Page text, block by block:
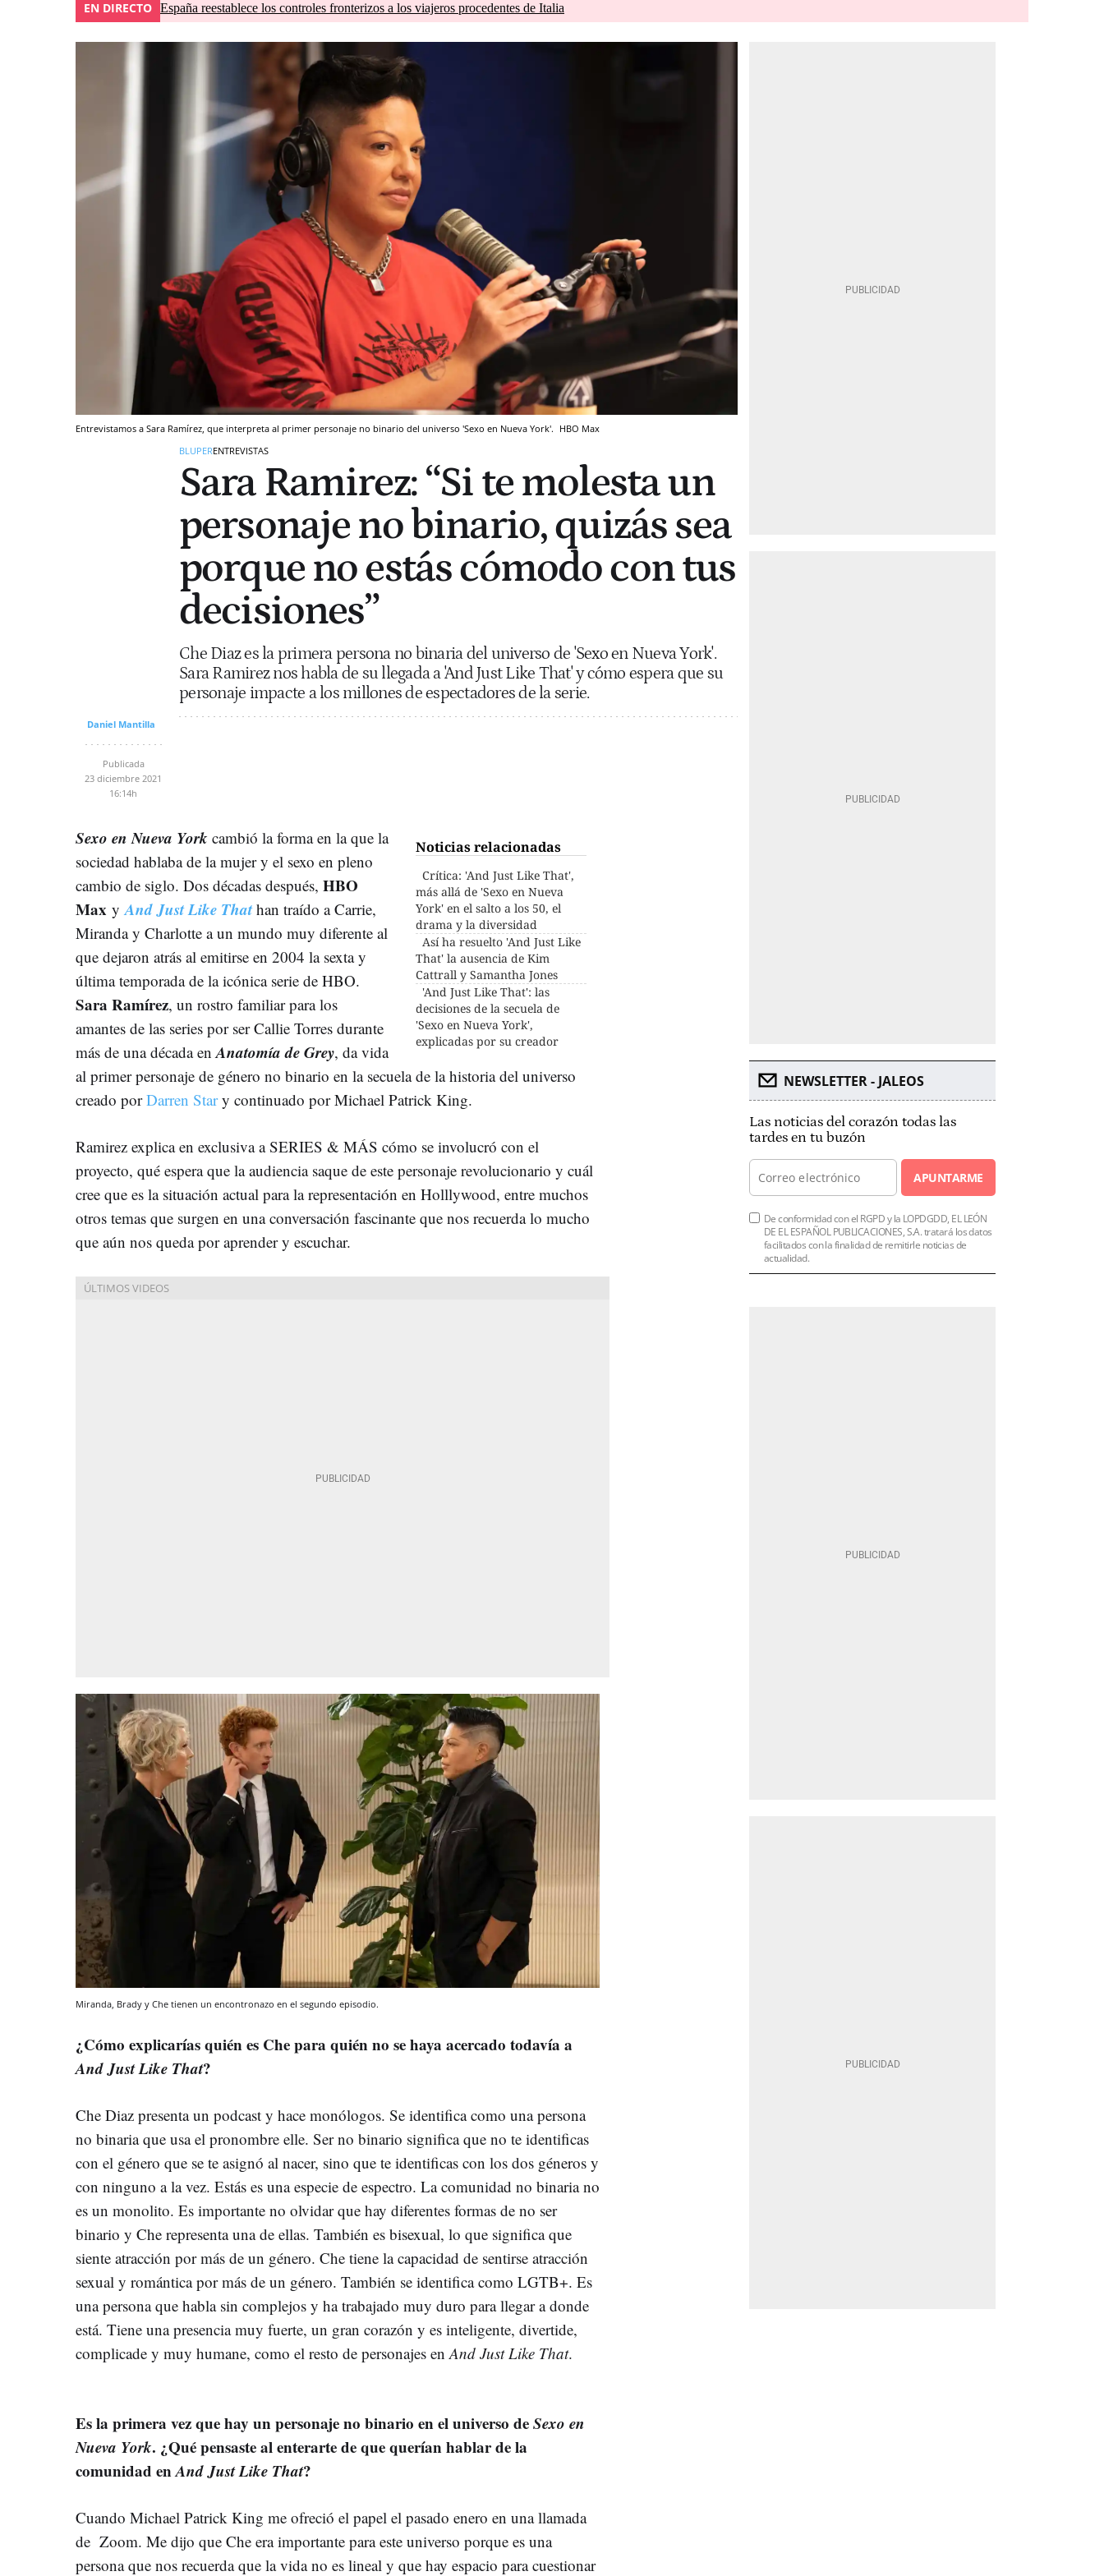
EN DIRECTO España reestablece los controles fronterizos a los viajeros procedentes de Italia
Entrevistamos a Sara Ramírez, que interpreta al primer personaje no binario del universo 'Sexo en Nueva York'. HBO Max
BLUPERENTREVISTAS
Sara Ramirez: “Si te molesta un
personaje no binario, quizás sea
porque no estás cómodo con tus
decisiones”
Che Diaz es la primera persona no binaria del universo de 'Sexo en Nueva York'.
Sara Ramirez nos habla de su llegada a 'And Just Like That' y cómo espera que su
personaje impacte a los millones de espectadores de la serie.
Daniel Mantilla
Publicada
23 diciembre 2021
16:14h
Noticias relacionadas
Crítica: 'And Just Like That',
más allá de 'Sexo en Nueva
York' en el salto a los 50, el
drama y la diversidad
Así ha resuelto 'And Just Like
That' la ausencia de Kim
Cattrall y Samantha Jones
'And Just Like That': las
decisiones de la secuela de
'Sexo en Nueva York',
explicadas por su creador
Sexo en Nueva York cambió la forma en la que la
sociedad hablaba de la mujer y el sexo en pleno
cambio de siglo. Dos décadas después, HBO
Max y And Just Like Thathan traído a Carrie,
Miranda y Charlotte a un mundo muy diferente al
que dejaron atrás al emitirse en 2004 la sexta y
última temporada de la icónica serie de HBO.
Sara Ramírez, un rostro familiar para los
amantes de las series por ser Callie Torres durante
más de una década en Anatomía de Grey, da vida
al primer personaje de género no binario en la secuela de la historia del universo
creado porDarren Stary continuado por Michael Patrick King.
Ramirez explica en exclusiva a SERIES & MÁS cómo se involucró con el
proyecto, qué espera que la audiencia saque de este personaje revolucionario y cuál
cree que es la situación actual para la representación en Holllywood, entre muchos
otros temas que surgen en una conversación fascinante que nos recuerda lo mucho
que aún nos queda por aprender y escuchar.
Miranda, Brady y Che tienen un encontronazo en el segundo episodio.
¿Cómo explicarías quién es Che para quién no se haya acercado todavía a
And Just Like That?
Che Diaz presenta un podcast y hace monólogos. Se identifica como una persona
no binaria que usa el pronombre elle. Ser no binario significa que no te identificas
con el género que se te asignó al nacer, sino que te identificas con los dos géneros y
con ninguno a la vez. Estás es una especie de espectro. La comunidad no binaria no
es un monolito. Es importante no olvidar que hay diferentes formas de no ser
binario y Che representa una de ellas. También es bisexual, lo que significa que
siente atracción por más de un género. Che tiene la capacidad de sentirse atracción
sexual y romántica por más de un género. También se identifica como LGTB+. Es
una persona que habla sin complejos y ha trabajado muy duro para llegar a donde
está. Tiene una presencia muy fuerte, un gran corazón y es inteligente, divertide,
complicade y muy humane, como el resto de personajes enAnd Just Like That.
Es la primera vez que hay un personaje no binario en el universo deSexo en
Nueva York. ¿Qué pensaste al enterarte de que querían hablar de la
comunidad enAnd Just Like That?
Cuando Michael Patrick King me ofreció el papel el pasado enero en una llamada
de Zoom. Me dijo que Che era importante para este universo porque es una
persona que nos recuerda que la vida no es lineal y que hay espacio para cuestionar
NEWSLETTER - JALEOS
Las noticias del corazón todas las
tardes en tu buzón
APUNTARME
De conformidad con el RGPD y la LOPDGDD, EL LEÓN
DE EL ESPAÑOL PUBLICACIONES, S.A. tratará los datos
facilitados con la finalidad de remitirle noticias de
actualidad.